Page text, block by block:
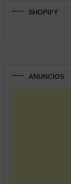
SHOPIFY
ANUNCIOS